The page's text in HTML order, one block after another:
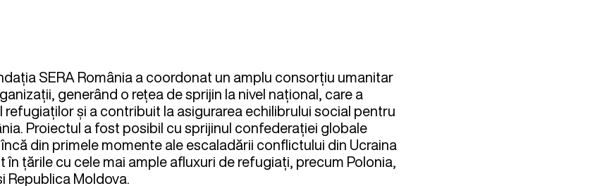
SERA România a coordonat un amplu consorțiu umanitar
generând o rețea de sprijin la nivel național, care a
refugiaților și a contribuit la asigurarea echilibrului social pentru
Proiectul a fost posibil cu sprijinul confederației globale
din primele momente ale escaladării conflictului din Ucraina
în țările cu cele mai ample afluxuri de refugiați, precum Polonia,
Republica Moldova.